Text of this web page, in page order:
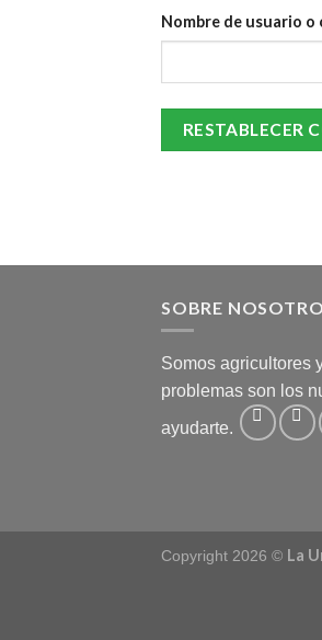
Nombre de usuario
RESTABLECER
SOBRE
Somos agricultores
problemas son los
ayudarte.
Copyright 2026 © La